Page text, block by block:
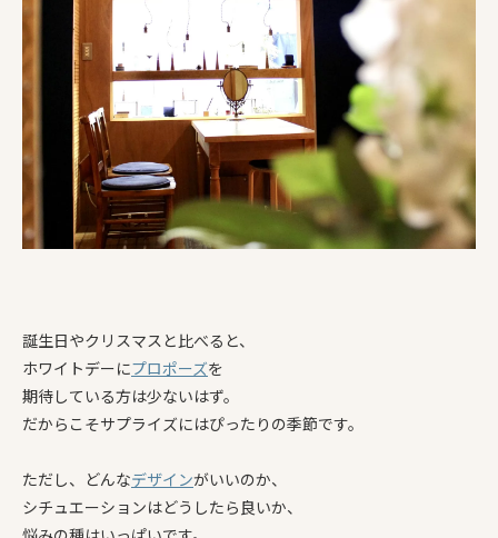
誕生日やクリスマスと比べると、
ホワイトデーにプロポーズを
期待している方は少ないはず。
だからこそサプライズにはぴったりの季節です。
ただし、どんなデザインがいいのか、
シチュエーションはどうしたら良いか、